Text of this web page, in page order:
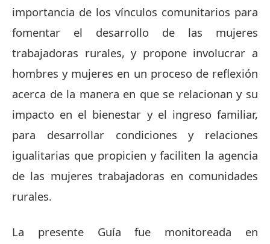
importancia de los vínculos comunitarios para
fomentar el desarrollo de las mujeres
trabajadoras rurales, y propone involucrar a
hombres y mujeres en un proceso de reflexión
acerca de la manera en que se relacionan y su
impacto en el bienestar y el ingreso familiar,
para desarrollar condiciones y relaciones
igualitarias que propicien y faciliten la agencia
de las mujeres trabajadoras en comunidades
rurales.
La presente Guía fue monitoreada en